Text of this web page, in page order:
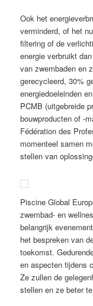
Ook het
verminderd, of het
filtering of de
energie verbruikt
van zwembaden en
gerecycleerd, 30%
energiedoeleinden
PCMB (uitgebreide
bouwproducten of -
Fédération des
momenteel samen
stellen van
Piscine Global
zwembad- en
belangrijk
het bespreken van
toekomst.
en aspecten tijdens
Ze zullen de
stellen en ze beter